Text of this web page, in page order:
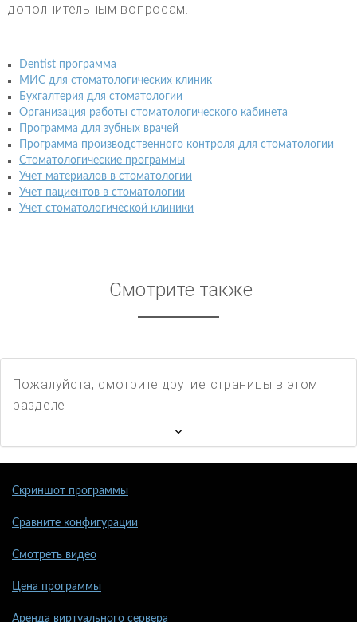
дополнительным вопросам.
Dentist программа
МИС для стоматологических клиник
Бухгалтерия для стоматологии
Организация работы стоматологического кабинета
Программа для зубных врачей
Программа производственного контроля для стоматологии
Стоматологические программы
Учет материалов в стоматологии
Учет пациентов в стоматологии
Учет стоматологической клиники
Смотрите также
Пожалуйста, смотрите другие страницы в этом
разделе
Скриншот программы
Сравните конфигурации
Смотреть видео
Цена программы
Аренда виртуального сервера